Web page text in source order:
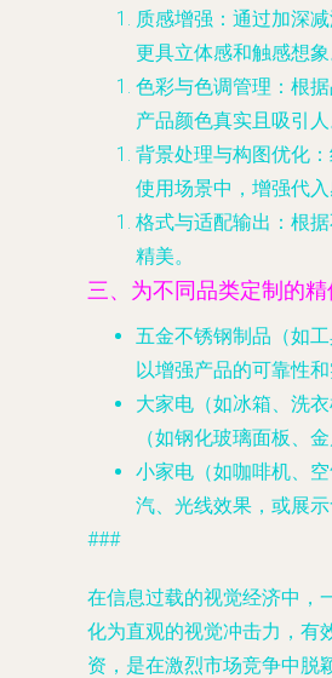
质感增强 ：通过加深
更具立体感和触感想象
色彩与色调管理 ：根
产品颜色真实且吸引人
背景处理与构图优化
使用场景中，增强代
格式与适配输出 ：根
精美。
三、为不同品类定制的精
五金不锈钢制品（如工
以增强产品的可靠性和
大家电（如冰箱、洗衣
（如钢化玻璃面板、
小家电（如咖啡机、空
汽、光线效果，或展
###
在信息过载的视觉经济中，
化为直观的视觉冲击力，有
资，是在激烈市场竞争中脱